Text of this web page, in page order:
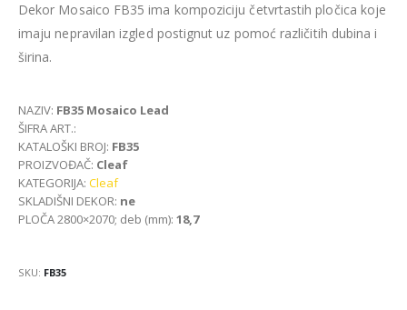
Dekor Mosaico FB35 ima kompoziciju četvrtastih pločica koje
imaju nepravilan izgled postignut uz pomoć različitih dubina i
širina.
NAZIV: FB35 Mosaico Lead
ŠIFRA ART.:
KATALOŠKI BROJ: FB35
PROIZVOĐAČ: Cleaf
KATEGORIJA: Cleaf
SKLADIŠNI DEKOR: ne
PLOČA 2800×2070; deb (mm): 18,7
SKU: FB35